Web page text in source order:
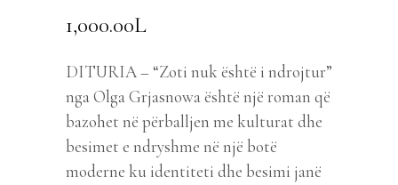
1,000.00L
DITURIA – “Zoti nuk është i ndrojtur”
nga Olga Grjasnowa është një roman që
bazohet në përballjen me kulturat dhe
besimet e ndryshme në një botë
moderne ku identiteti dhe besimi janë